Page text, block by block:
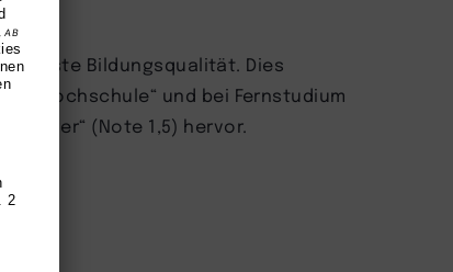
Bildungsqualität. Dies
und bei Fernstudium
(Note 1,5) hervor.